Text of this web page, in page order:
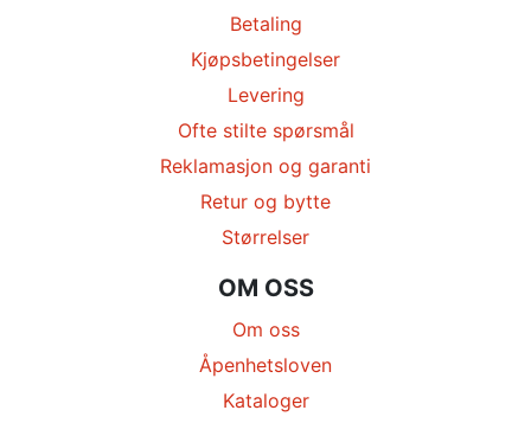
Betaling
Kjøpsbetingelser
Levering
Ofte stilte spørsmål
Reklamasjon og garanti
Retur og bytte
Størrelser
OM OSS
Om oss
Åpenhetsloven
Kataloger